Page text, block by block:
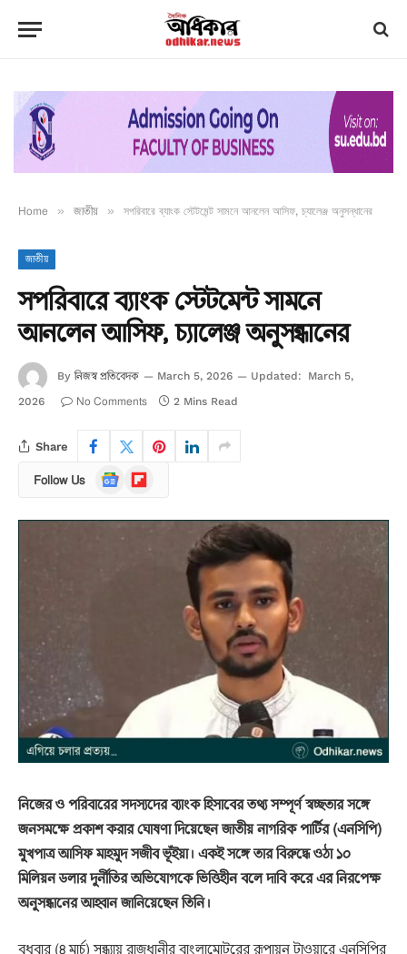
Home » জাতীয় » সপরিবারে ব্যাংক স্টেটমেন্ট সামনে আনলেন আসিফ, চ্যালেঞ্জ অনুসন্ধানের
জাতীয়
সপরিবারে ব্যাংক স্টেটমেন্ট সামনে
আনলেন আসিফ, চ্যালেঞ্জ অনুসন্ধানের
By নিজস্ব প্রতিবেদক March 5, 2026 Updated:
March 5,
2026
No Comments 2 Mins Read
Share
Follow Us
Google
News
Flipboard
নিজের ও পরিবারের সদস্যদের ব্যাংক হিসাবের তথ্য সম্পূর্ণ স্বচ্ছতার সঙ্গে
জনসমক্ষে প্রকাশ করার ঘোষণা দিয়েছেন জাতীয় নাগরিক পার্টির (এনসিপি)
মুখপাত্র আসিফ মাহমুদ সজীব ভূঁইয়া। একই সঙ্গে তার বিরুদ্ধে ওঠা ১০
মিলিয়ন ডলার দুর্নীতির অভিযোগকে ভিত্তিহীন বলে দাবি করে এর নিরপেক্ষ
অনুসন্ধানের আহ্বান জানিয়েছেন তিনি।
বুধবার (৪ মার্চ) সন্ধ্যায় রাজধানীর বাংলামোটরের রূপায়ন টাওয়ারে এনসিপির